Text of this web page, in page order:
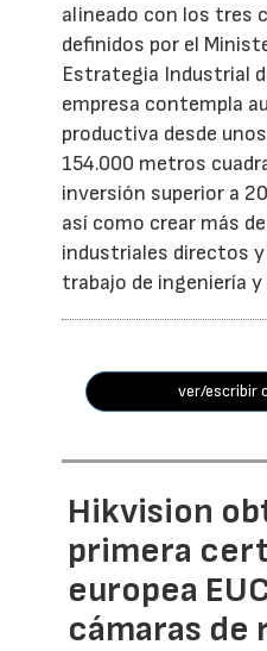
alineado con los tres
definidos por el
Estrategia Industrial
empresa contempla
productiva desde
154.000 metros
inversión superior a
así como crear más
industriales directos
trabajo de ingeniería
ver/escribir
Hikvision
primera
europea
cámaras de